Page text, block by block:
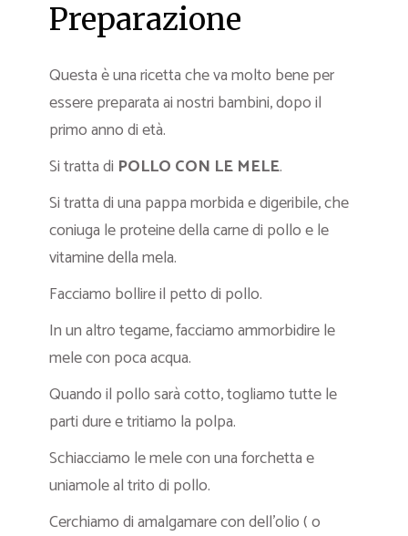
Preparazione
Questa è una ricetta che va molto bene per
essere preparata ai nostri bambini, dopo il
primo anno di età.
Si tratta di POLLO CON LE MELE.
Si tratta di una pappa morbida e digeribile, che
coniuga le proteine della carne di pollo e le
vitamine della mela.
Facciamo bollire il petto di pollo.
In un altro tegame, facciamo ammorbidire le
mele con poca acqua.
Quando il pollo sarà cotto, togliamo tutte le
parti dure e tritiamo la polpa.
Schiacciamo le mele con una forchetta e
uniamole al trito di pollo.
Cerchiamo di amalgamare con dell’olio ( o